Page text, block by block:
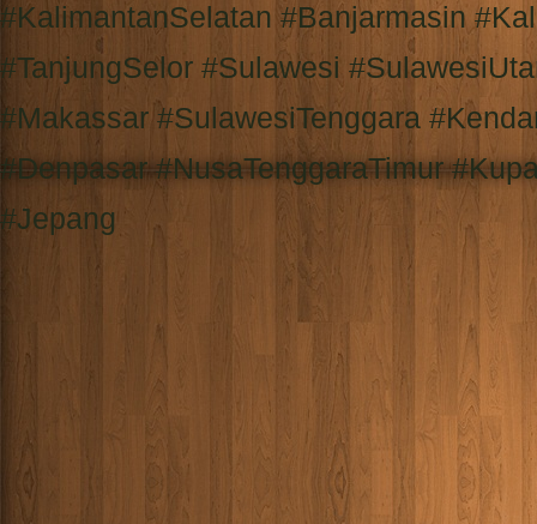
#KalimantanSelatan #Banjarmasin
#TanjungSelor #Sulawesi
#Makassar #SulawesiTenggara
#Denpasar #NusaTenggaraTimur
#Jepang